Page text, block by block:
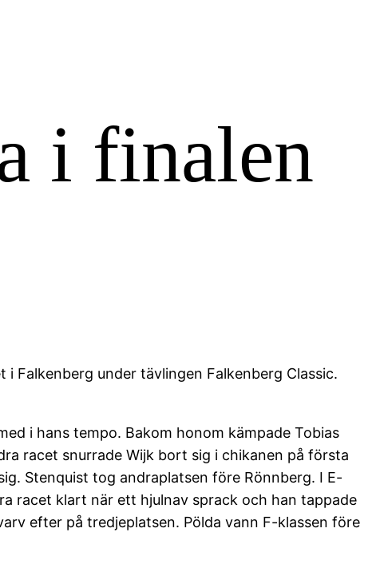
i finalen
Falkenberg under tävlingen Falkenberg Classic.
i hans tempo. Bakom honom kämpade Tobias
racet snurrade Wijk bort sig i chikanen på första
Stenquist tog andraplatsen före Rönnberg. I E-
racet klart när ett hjulnav sprack och han tappade
efter på tredjeplatsen. Pölda vann F-klassen före